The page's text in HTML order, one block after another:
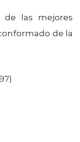
de las mejores
de la